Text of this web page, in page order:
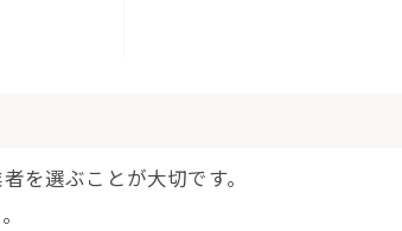
を選ぶことが大切です。